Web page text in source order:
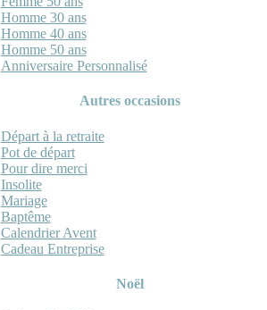
Homme 30 ans
Homme 40 ans
Homme 50 ans
Anniversaire Personnalisé
Autres occasions
Départ à la retraite
Pot de départ
Pour dire merci
Insolite
Mariage
Baptême
Calendrier Avent
Cadeau Entreprise
Noël